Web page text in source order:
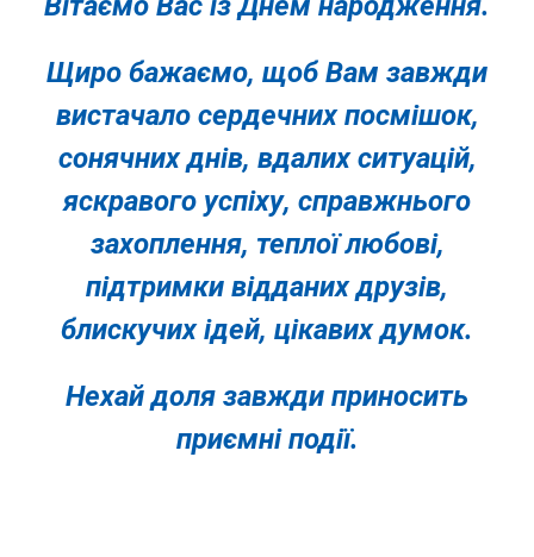
Щиро бажаємо, щоб Вам завжди
вистачало сердечних посмішок,
сонячних днів, вдалих ситуацій,
яскравого успіху, справжнього
захоплення, теплої любові,
підтримки відданих друзів,
блискучих ідей, цікавих думок.
Нехай доля завжди приносить
приємні події.